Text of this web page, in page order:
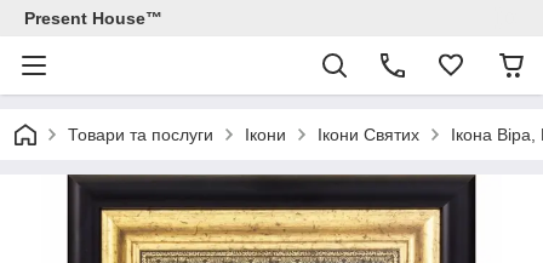
Present House™
Товари та послуги Ікони Ікони Святих Ікона